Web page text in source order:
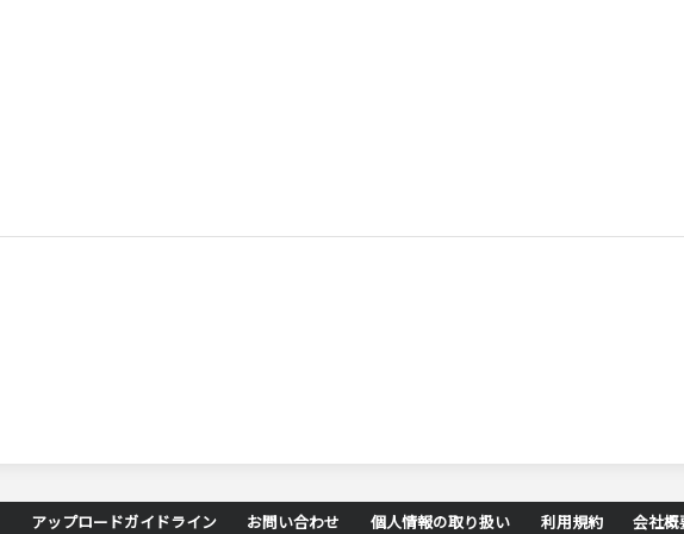
アップロードガイドライン お問い合わせ 個人情報の取り扱い 利用規約 会社概